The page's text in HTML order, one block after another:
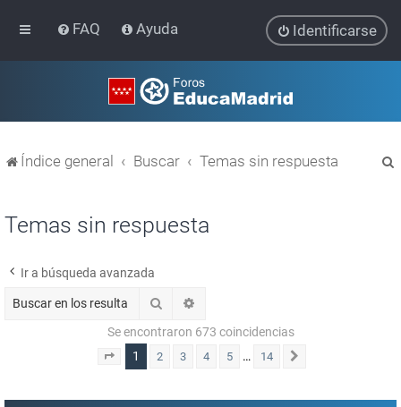
FAQ Ayuda Identificarse
Índice general Buscar Temas sin respuesta
Temas sin respuesta
Ir a búsqueda avanzada
Buscar
Se encontraron 673 coincidencias
Página 1de 14
1 2 3 4 5 … 14